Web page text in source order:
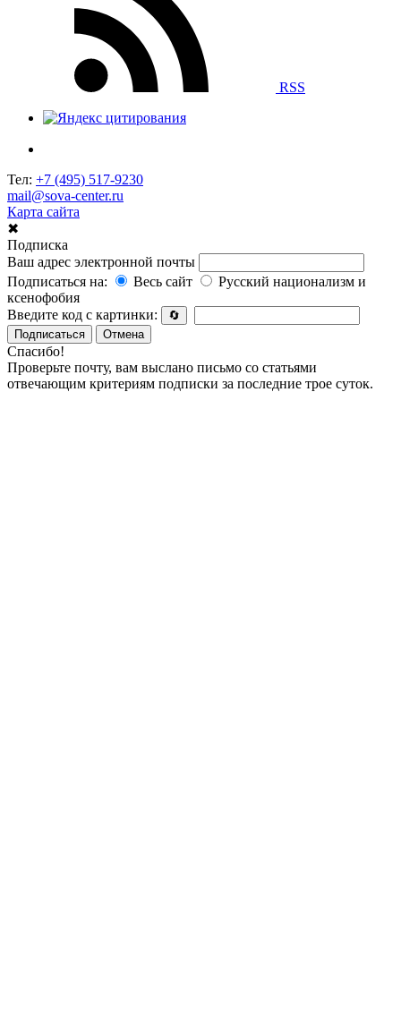
RSS
Тел: +7 (495) 517-9230
mail@sova-center.ru
Карта сайта
✖
Подписка
Ваш адрес электронной почты
Подписаться на:
Весь сайт
Русский национализм и
ксенофобия
Введите код с картинки:
🔄
Подписаться
Отмена
Спасибо!
Проверьте почту, вам выслано письмо со статьями
отвечающим критериям подписки за последние трое суток.